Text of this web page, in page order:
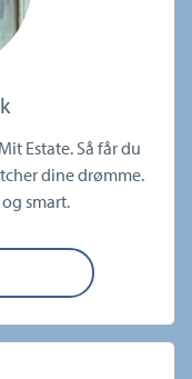
Estate. Så får du
dine drømme.
smart.